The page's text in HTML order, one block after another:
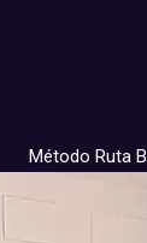
Método Ruta B